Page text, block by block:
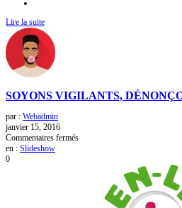
Lire la suite
SOYONS VIGILANTS,
par : Webadmin
janvier 15, 2016
Commentaires ferméssur
CORRUPTION
en : Slideshow
0